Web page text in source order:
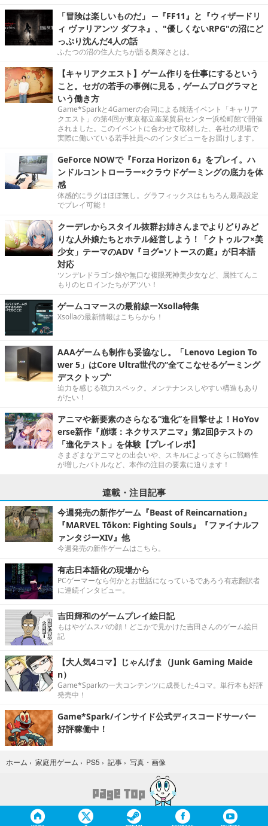
「冒険は楽しいものだ」 ─『FF11』と『ウィザードリ
ィ ヴァリアンツ ダフネ』、"優しくないRPG"の沼にど
っぷり沈んだ4人の話
ふたつの沼の住人たちが語る奥深さとは。
【キャリアクエスト】ゲーム作りを仕事にするという
こと。セガの若手の事例に見る，ゲームプログラマと
いう働き方
Game*Sparkと4Gamerの合同による就活イベント「キャリア
クエスト」の第4回が東京都立産業貿易センター浜松町館で開催
されました。このイベントに合わせて取材した、各社の現場で
実際に働いている若手社員へのインタビューをお届けします。
GeForce NOWで『Forza Horizon 6』をプレイ。ハ
ンドルコントローラー×クラウドゲーミングの底力を体
感
体感的にラグはほぼ無し。グラフィックスはもちろん最高設定
でプレイ可能！
クーデレからスタイル抜群お姉さんまでよりどりみど
りな人外娘たちとホテル経営しよう！「クトゥルフ×美
少女」テーマのADV『ヨグ=ソトースの庭』が日本語
対応
ツンデレドラゴン娘や無口な複眼死神美少女など、属性てんこ
もりのヒロインたちがアツい！
ゲームコマースの最前線ーXsolla特集
Xsollaの最新情報はこちらから！
AAAゲームも制作も妥協なし。「Lenovo Legion To
wer 5」はCore Ultra世代の“全てこなせるゲーミング
デスクトップ”
迫力を感じる強力スペック。メンテナンスしやすい構造もあり
がたい！
アニマや新要素のさらなる“進化”を目撃せよ！HoYov
erse新作『崩壊：ネクサスアニマ』第2回βテストの
「進化テスト」を体験【プレイレポ】
さまざまなアニマとの出会いや、スキルによってさらに戦略性
が増したバトルなど、本作の注目の要素に迫ります！
連載・注目記事
今週発売の新作ゲーム『Beast of Reincarnation』
『MARVEL Tōkon: Fighting Souls』『ファイナルフ
ァンタジーXIV』他
今週発売の新作ゲームはこちら。
有志日本語化の現場から
PCゲーマーなら何かとお世話になっているであろう有志翻訳者
に連続インタビュー。
吉田輝和のゲームプレイ絵日記
もはやゲムスパの顔！どこかで見かけた吉田さんのゲーム絵日
記
【大人気4コマ】じゃんげま（Junk Gaming Maide
n）
Game*Sparkの一大コンテンツに成長した4コマ。単行本も好評
発売中！
Game*Spark/インサイド公式ディスコードサーバー
好評稼働中！
ホーム › 家庭用ゲーム › PS5 › 記事 › 写真・画像